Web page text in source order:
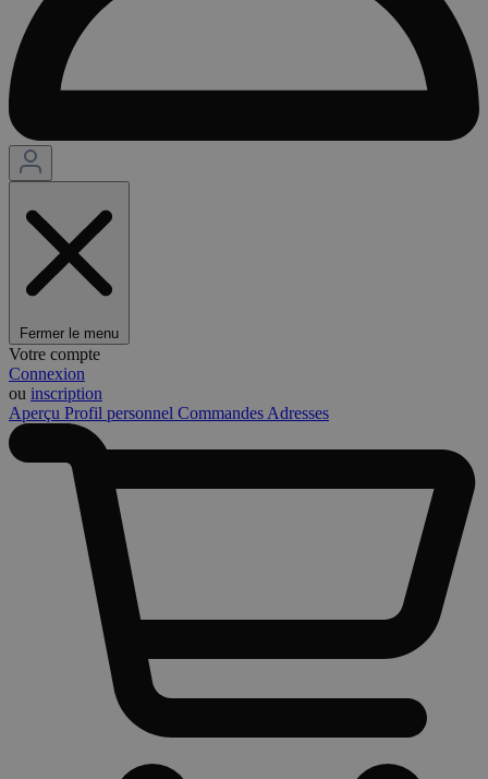
Fermer le menu
Votre compte
Connexion
ou inscription
Aperçu Profil personnel Commandes Adresses